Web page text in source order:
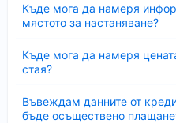
Къде мога да намеря
мястото за настаняване?
Къде мога да намеря
стая?
Въвеждам данните от
бъде осъществено